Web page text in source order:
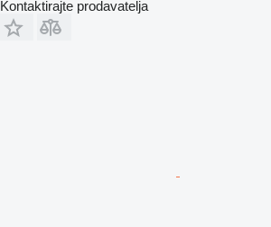
Kontaktirajte prodavatelja